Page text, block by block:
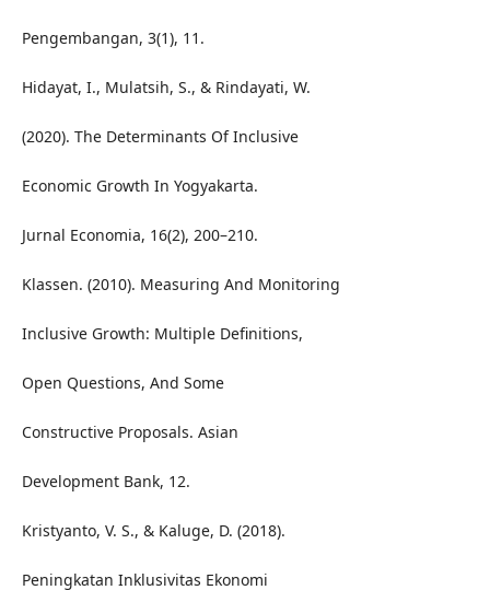
Pengembangan, 3(1), 11.
Hidayat, I., Mulatsih, S., & Rindayati, W.
(2020). The Determinants Of Inclusive
Economic Growth In Yogyakarta.
Jurnal Economia, 16(2), 200–210.
Klassen. (2010). Measuring And Monitoring
Inclusive Growth: Multiple Definitions,
Open Questions, And Some
Constructive Proposals. Asian
Development Bank, 12.
Kristyanto, V. S., & Kaluge, D. (2018).
Peningkatan Inklusivitas Ekonomi